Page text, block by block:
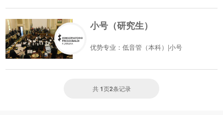
小号（研究生）
优势专业：低音管（本科）|小号
共1页2条记录